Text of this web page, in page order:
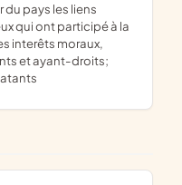
qui ont participé à la
interêts moraux,
et ayant-droits;